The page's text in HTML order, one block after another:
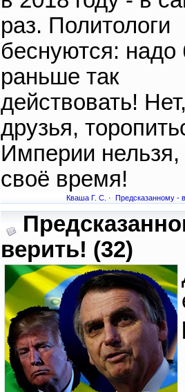
раз. Политологи
беснуются:
раньше так
действовать!
друзья,
Империи
своё время!
Кваша Г. С. · Предсказанному -
верить! (32)